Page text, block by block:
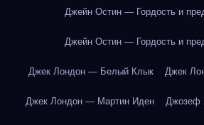
Джейн Остин — Гордость и
Джейн Остин — Гордость и
Джек Лондон — Белый Клык Джек
Джек Лондон — Мартин Иден Джозеф